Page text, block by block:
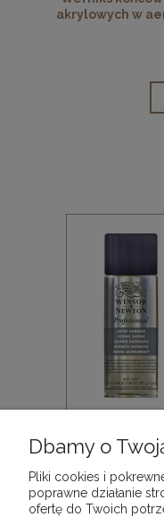
akrylowych w
Werniks
akrylowych w
Newton
Dbamy o
Pliki cookies i
poprawne działanie
ofertę do Twoich